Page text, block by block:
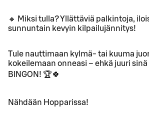
🔸 Miksi tulla? Yllättäviä palkintoja,
sunnuntain kevyin kilpailujännitys!
Tule nauttimaan kylmä- tai kuuma
kokeilemaan onneasi – ehkä juuri
BINGON! 🏆🍀
Nähdään Hopparissa!